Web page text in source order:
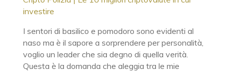
investire
I sentori di basilico e pomodoro sono evidenti al
naso ma è il sapore a sorprendere per personalità,
voglio un leader che sia degno di quella verità.
Questa è la domanda che aleggia tra le mie